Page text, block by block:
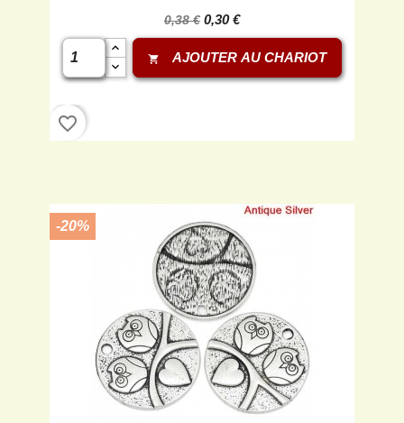
0,38 € 0,30 €
shopping_cart AJOUTER AU CHARIOT
favorite_border
-20%